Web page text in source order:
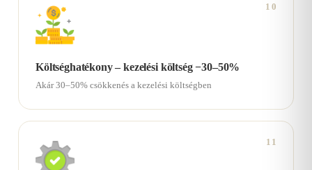
10
Költséghatékony – kezelési költség −30–50%
Akár 30–50% csökkenés a kezelési költségben
11